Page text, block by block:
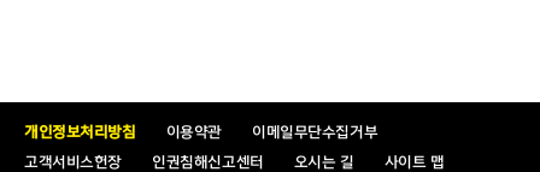
개인정보처리방침 이용약관
이메일무단수집거부
고객서비스헌장
인권침해신고센터 오시는 길 사이트 맵